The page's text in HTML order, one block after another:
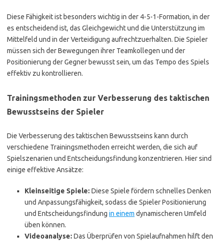
Diese Fähigkeit ist besonders wichtig in der 4-5-1-Formation, in der
es entscheidend ist, das Gleichgewicht und die Unterstützung im
Mittelfeld und in der Verteidigung aufrechtzuerhalten. Die Spieler
müssen sich der Bewegungen ihrer Teamkollegen und der
Positionierung der Gegner bewusst sein, um das Tempo des Spiels
effektiv zu kontrollieren.
Trainingsmethoden zur Verbesserung des taktischen
Bewusstseins der Spieler
Die Verbesserung des taktischen Bewusstseins kann durch
verschiedene Trainingsmethoden erreicht werden, die sich auf
Spielszenarien und Entscheidungsfindung konzentrieren. Hier sind
einige effektive Ansätze:
Kleinseitige Spiele: Diese Spiele fördern schnelles Denken
und Anpassungsfähigkeit, sodass die Spieler Positionierung
und Entscheidungsfindung in einem dynamischeren Umfeld
üben können.
Videoanalyse: Das Überprüfen von Spielaufnahmen hilft den